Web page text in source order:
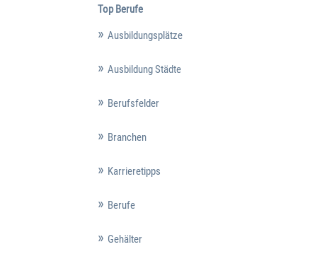
Top Berufe
Ausbildungsplätze
Ausbildung Städte
Berufsfelder
Branchen
Karrieretipps
Berufe
Gehälter